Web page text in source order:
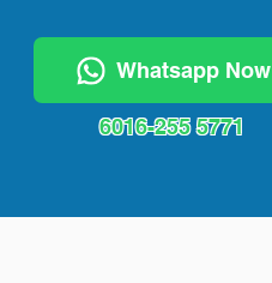
Whatsapp Now
6016-255 5771